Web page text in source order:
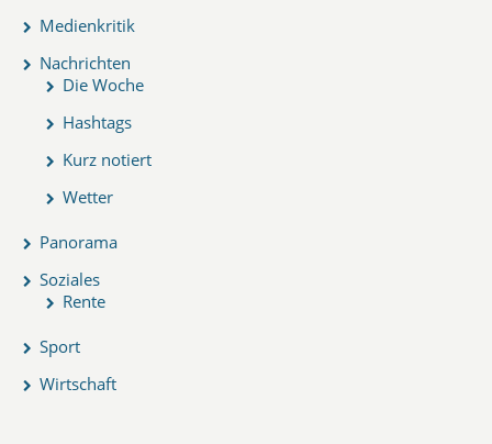
Medienkritik
Nachrichten
Die Woche
Hashtags
Kurz notiert
Wetter
Panorama
Soziales
Rente
Sport
Wirtschaft